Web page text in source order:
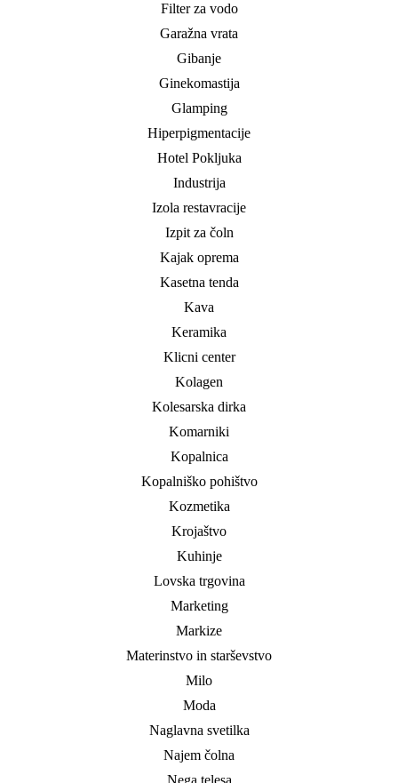
Filter za vodo
Garažna vrata
Gibanje
Ginekomastija
Glamping
Hiperpigmentacije
Hotel Pokljuka
Industrija
Izola restavracije
Izpit za čoln
Kajak oprema
Kasetna tenda
Kava
Keramika
Klicni center
Kolagen
Kolesarska dirka
Komarniki
Kopalnica
Kopalniško pohištvo
Kozmetika
Krojaštvo
Kuhinje
Lovska trgovina
Marketing
Markize
Materinstvo in starševstvo
Milo
Moda
Naglavna svetilka
Najem čolna
Nega telesa